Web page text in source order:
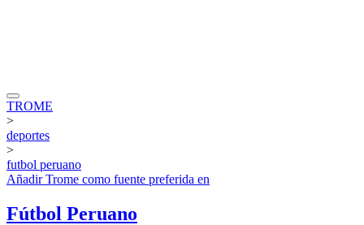
TROME
>
deportes
>
futbol peruano
AñadirTrome como fuente preferida en
Fútbol Peruano